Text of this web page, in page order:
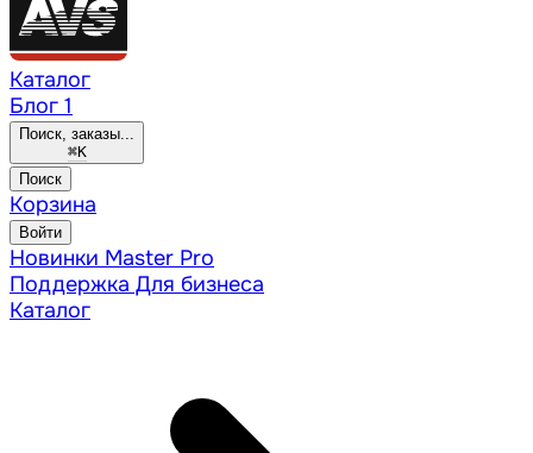
Каталог
Блог 1
Поиск, заказы...
⌘K
Поиск
Корзина
Войти
Новинки Master Pro
Поддержка Для бизнеса
Каталог